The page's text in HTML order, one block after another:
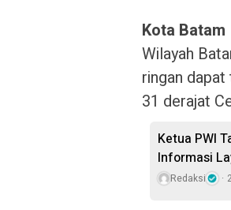
Kota Batam
Wilayah
ringan
31 derajat
Ketua PWI
Informasi
Redaksi